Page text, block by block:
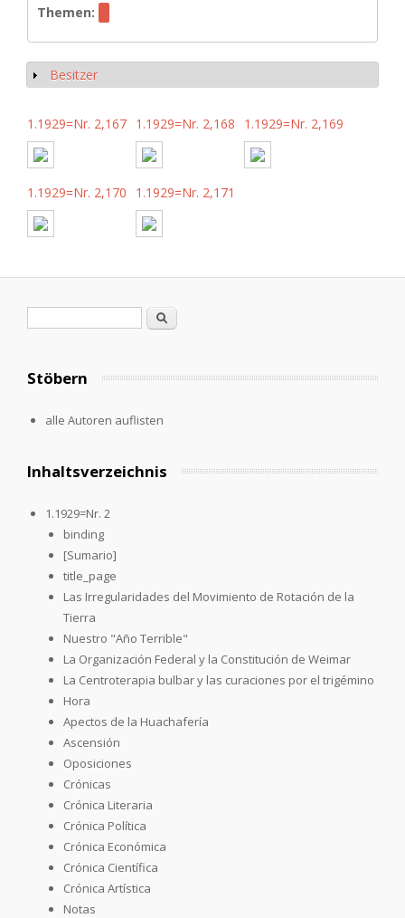
Themen:
Anzeigen
Besitzer
1.1929=Nr. 2,167 1.1929=Nr. 2,168 1.1929=Nr. 2,169
1.1929=Nr. 2,170 1.1929=Nr. 2,171
Suche
Stöbern
alle Autoren auflisten
Inhaltsverzeichnis
1.1929=Nr. 2
binding
[Sumario]
title_page
Las Irregularidades del Movimiento de Rotación de la
Tierra
Nuestro "Año Terrible"
La Organización Federal y la Constitución de Weimar
La Centroterapia bulbar y las curaciones por el trigémino
Hora
Apectos de la Huachafería
Ascensión
Oposiciones
Crónicas
Crónica Literaria
Crónica Política
Crónica Económica
Crónica Científica
Crónica Artística
Notas